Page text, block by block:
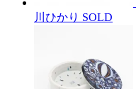
川ひかり SOLD